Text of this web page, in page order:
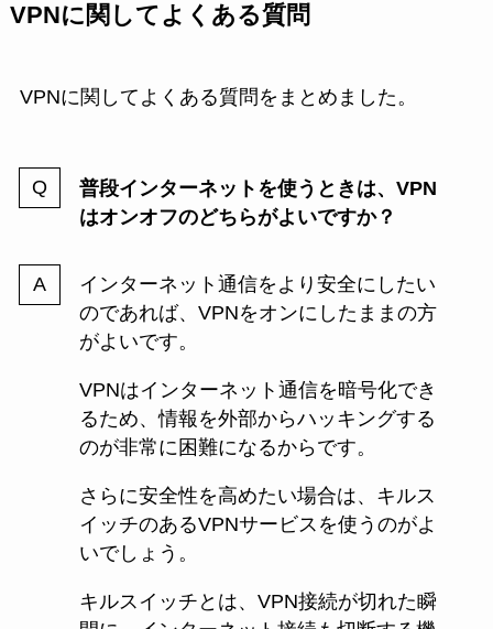
VPNに関してよくある質問
VPNに関してよくある質問をまとめました。
普段インターネットを使うときは、VPN
はオンオフのどちらがよいですか？
インターネット通信をより安全にしたい
のであれば、VPNをオンにしたままの方
がよいです。
VPNはインターネット通信を暗号化でき
るため、情報を外部からハッキングする
のが非常に困難になるからです。
さらに安全性を高めたい場合は、キルス
イッチのあるVPNサービスを使うのがよ
いでしょう。
キルスイッチとは、VPN接続が切れた瞬